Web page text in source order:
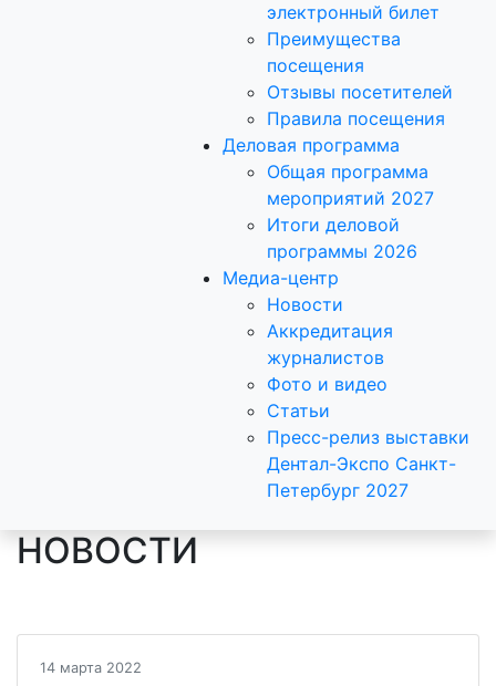
электронный билет
Преимущества
посещения
Отзывы посетителей
Правила посещения
Деловая программа
Общая программа
мероприятий 2027
Итоги деловой
программы 2026
Медиа-центр
Новости
Аккредитация
журналистов
Фото и видео
Статьи
Пресс-релиз выставки
Дентал-Экспо Санкт-
Петербург 2027
НОВОСТИ
14 марта 2022